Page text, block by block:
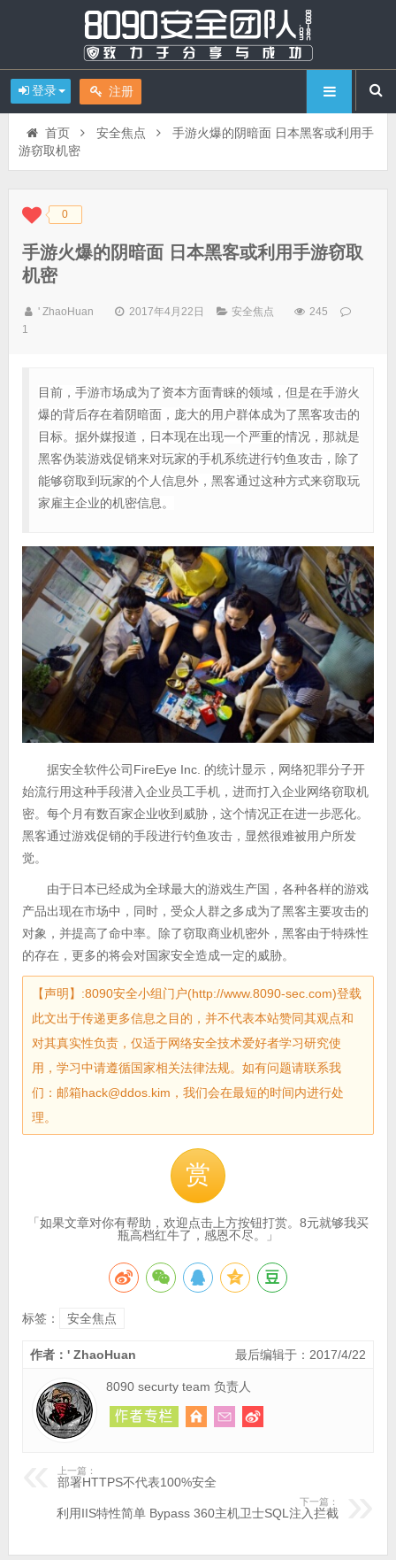
登录 注册
首页 安全焦点
手游火爆的阴暗面 日本黑客或利用手
游窃取机密
◆◆ 0
手游火爆的阴暗面 日本黑客或利用手游窃取
机密
' ZhaoHuan 2017年4月22日 安全焦点
245
1
目前，手游市场成为了资本方面青睐的领域，但是在手游火
爆的背后存在着阴暗面，庞大的用户群体成为了黑客攻击的
目标。据外媒报道，日本现在出现一个严重的情况，那就是
黑客伪装游戏促销来对玩家的手机系统进行钓鱼攻击，除了
能够窃取到玩家的个人信息外，黑客通过这种方式来窃取玩
家雇主企业的机密信息。
据安全软件公司FireEye Inc. 的统计显示，网络犯罪分子开
始流行用这种手段潜入企业员工手机，进而打入企业网络窃取机
密。每个月有数百家企业收到威胁，这个情况正在进一步恶化。
黑客通过游戏促销的手段进行钓鱼攻击，显然很难被用户所发
觉。
由于日本已经成为全球最大的游戏生产国，各种各样的游戏
产品出现在市场中，同时，受众人群之多成为了黑客主要攻击的
对象，并提高了命中率。除了窃取商业机密外，黑客由于特殊性
的存在，更多的将会对国家安全造成一定的威胁。
【声明】:8090安全小组门户(http://www.8090-sec.com)登载
此文出于传递更多信息之目的，并不代表本站赞同其观点和
对其真实性负责，仅适于网络安全技术爱好者学习研究使
用，学习中请遵循国家相关法律法规。如有问题请联系我
们：邮箱hack@ddos.kim，我们会在最短的时间内进行处
理。
赏
「如果文章对你有帮助，欢迎点击上方按钮打赏。8元就够我买
瓶高档红牛了，感恩不尽。」
标签： 安全焦点
最后编辑于：2017/4/22
作者：' ZhaoHuan
8090 securty team 负责人
上一篇：
部署HTTPS不代表100%安全
下一篇：
利用IIS特性简单 Bypass 360主机卫士SQL注入拦截